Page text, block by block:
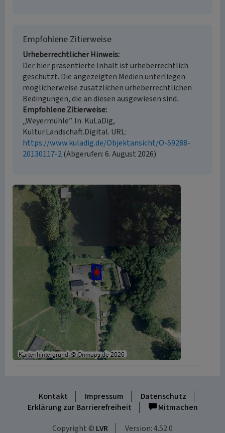
Empfohlene Zitierweise
Urheberrechtlicher Hinweis
Der hier präsentierte Inhalt ist urheberrechtlich
geschützt. Die angezeigten Medien unterliegen
möglicherweise zusätzlichen urheberrechtlichen
Bedingungen, die an diesen ausgewiesen sind.
Empfohlene Zitierweise
„Weyermühle”. In: KuLaDig,
Kultur.Landschaft.Digital. URL:
https://www.kuladig.de/Objektansicht/O-59288-
20130117-2(Abgerufen: 6. August 2026)
Kontakt Impressum
Datenschutz
Erklärung zur Barrierefreiheit
Mitmachen
Copyright © LVR Version: 4.52.0